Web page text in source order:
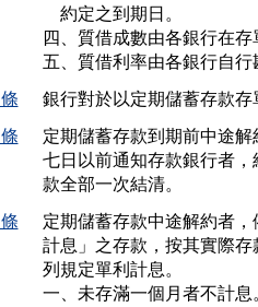
    約定之到期日。
四、質借成數由各銀行在
銀行對於以定期儲蓄存款
定期儲蓄存款到期前中途
七日以前通知存款銀行者
款全部一次結清。
定期儲蓄存款中途解約者
計息」之存款，按其實際
列規定單利計息。
一、未存滿一個月者不計息